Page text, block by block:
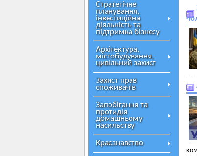
Стратегічне
планування,
інвестиційна
діяльність та
підтримка бізнесу
Архітектура,
містобудування,
цивільний захист
Захист прав
споживачів
Запобігання та
протидія
домашньому
насильству
Краєзнавство